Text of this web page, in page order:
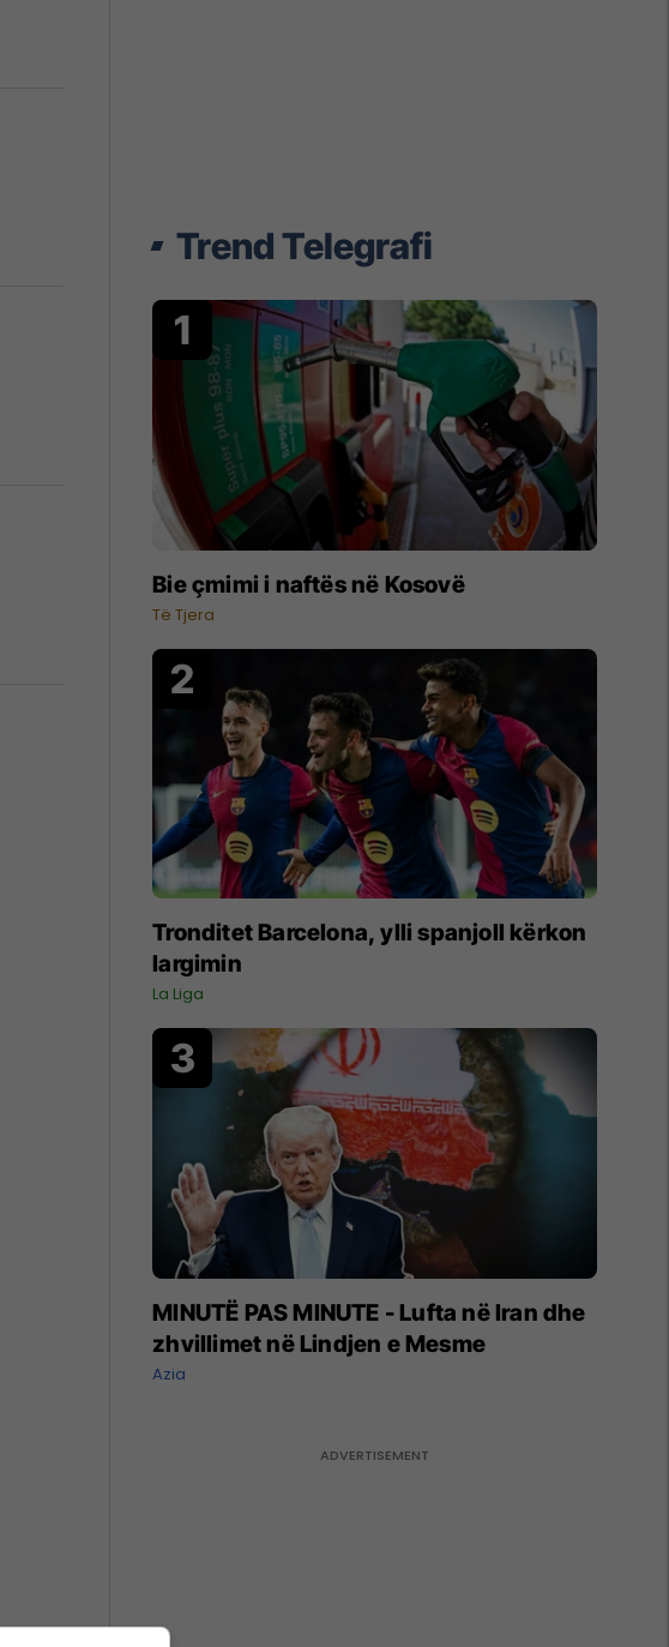
Trend Telegrafi
Bie çmimi i naftës në Kosovë
Të Tjera
Tronditet Barcelona, ylli spanjoll kërkon
largimin
La Liga
MINUTË PAS MINUTE - Lufta në Iran dhe
zhvillimet në Lindjen e Mesme
Azia